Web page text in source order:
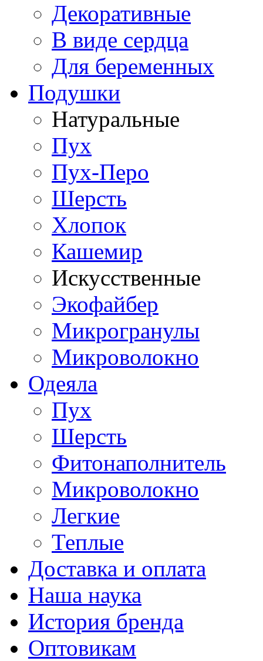
Декоративные
В виде сердца
Для беременных
Подушки
Натуральные
Пух
Пух-Перо
Шерсть
Хлопок
Кашемир
Искусственные
Экофайбер
Микрогранулы
Микроволокно
Одеяла
Пух
Шерсть
Фитонаполнитель
Микроволокно
Легкие
Теплые
Доставка и оплата
Наша наука
История бренда
Оптовикам